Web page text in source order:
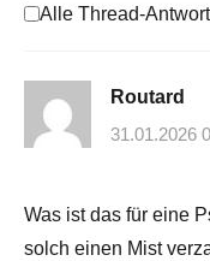
Alle Thread-
Routard
31.01.2026
Was ist das für eine
solch einen Mist